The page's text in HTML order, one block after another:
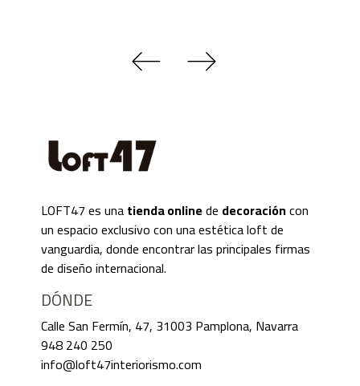
LOFT47 es unatienda onlinede decoracióncon
un espacio exclusivo con una estética loft de
vanguardia, donde encontrar las principales firmas
de diseño internacional.
DÓNDE
Calle San Fermín, 47, 31003 Pamplona, Navarra
948 240 250
info@loft47interiorismo.com